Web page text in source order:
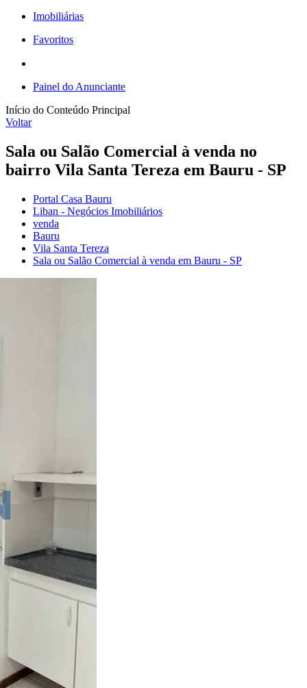
Imobiliárias
Favoritos
Painel do Anunciante
Início do Conteúdo Principal
Voltar
Sala ou Salão Comercial à venda no
bairro Vila Santa Tereza em Bauru - SP
Portal Casa Bauru
Liban - Negócios Imobiliários
venda
Bauru
Vila Santa Tereza
Sala ou Salão Comercial à venda em Bauru - SP